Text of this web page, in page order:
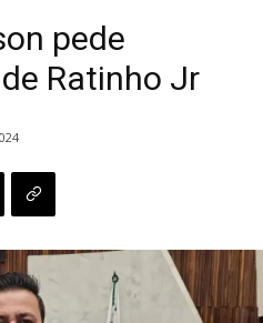
pede
Ratinho Jr